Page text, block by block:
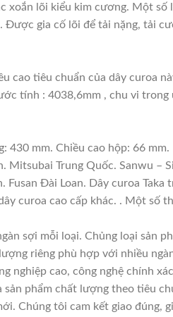
xoắn lõi kiểu kim cương. Một
gia cố lõi để tải nặng, tải
cao tiêu chuẩn của dây curoa
tính : 4038,6mm , chu vi
430 mm. Chiều cao hộp: 66 mm.
Mitsubai Trung Quốc. Sanwu –
Đài Loan. Dây curoa Taka
curoa cao cấp khác. . Một số
sợi mỗi loại. Chủng loại sản
riêng phù hợp với nhiều
nghiệp cao, công nghệ chính
phẩm chất lượng theo tiêu
Chúng tôi cam kết giao đúng,